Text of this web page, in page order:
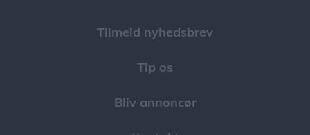
Tilmeld nyhedsbrev
Tip os
Bliv annoncør